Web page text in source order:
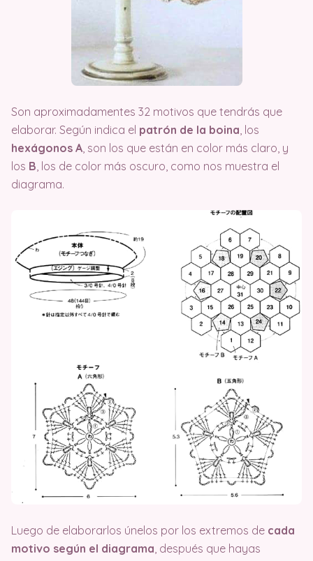
Son aproximadamentes 32 motivos que tendrás que
elaborar. Según indica el patrón de la boina , los
hexágonos A , son los que están en color más claro, y
los B , los de color más oscuro, como nos muestra el
diagrama.
Luego de elaborarlos únelos por los extremos de cada
motivo según el diagrama, después que hayas